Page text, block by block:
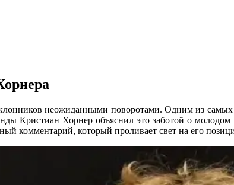
неожиданными поворотами. Одним из
Кристиан Хорнер объяснил это заботой о
комментарий, который проливает свет на его